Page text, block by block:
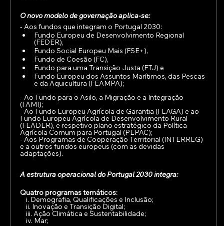
O novo modelo de governação aplica-se:
- Aos fundos que integram o Portugal 2030:
Fundo Europeu de Desenvolvimento Regional
(FEDER),
Fundo Social Europeu Mais (FSE+),
Fundo de Coesão (FC),
Fundo para uma Transição Justa (FTJ) e
Fundo Europeu dos Assuntos Marítimos, das Pescas
e da Aquicultura (FEAMPA);
- Ao Fundo para o Asilo, a Migração e a Integração
(FAMI);
- Ao Fundo Europeu Agrícola de Garantia (FEAGA) e ao
Fundo Europeu Agrícola de Desenvolvimento Rural
(FEADER), e respetivo plano estratégico da Política
Agrícola Comum para Portugal (PEPAC);
- Aos Programas de Cooperação Territorial (INTERREG)
e a outros fundos europeus (com as devidas
adaptações).
A estrutura operacional do Portugal 2030 integra:
Quatro programas temáticos:
i. Demografia, Qualificações e Inclusão;
ii. Inovação e Transição Digital;
iii. Ação Climática e Sustentabilidade;
iv. Mar;